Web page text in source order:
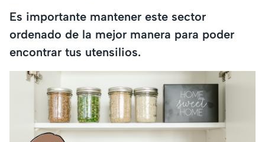
Es importante mantener este sector
ordenado de la mejor manera para poder
encontrar tus utensilios.